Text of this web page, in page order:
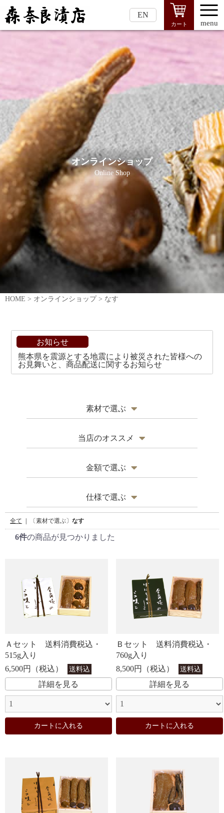
EN
カート menu
オンラインショップ
Online Shop
HOME > オンラインショップ > なす
お知らせ
熊本県を震源とする地震により被災された皆様への
お見舞いと、商品配送に関するお知らせ
素材で選ぶ
ひょうたん、生姜
すもも、人参、セロリ
オリジナル商品
当店のオススメ
金額で選ぶ
1,000円〜3,000円
3,000円〜5,000円
10,000円〜
仕様で選ぶ
特上樽
木蓋がついており、
すし桶として重宝します
ご体裁のよい丸型・
袋詰 化粧袋に入っております
送料込み・
その他 お茶碗・つぼ入など
全て 〔素材で選ぶ〕 なす
6件の商品が見つかりました
Ａセット 送料消費税込・
515g入り
6,500円（税込）
送料込
詳細を見る
カートに入れる
Ｂセット 送料消費税込・
760g入り
8,500円（税込）
送料込
詳細を見る
カートに入れる